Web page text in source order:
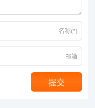
名称(*)
邮箱